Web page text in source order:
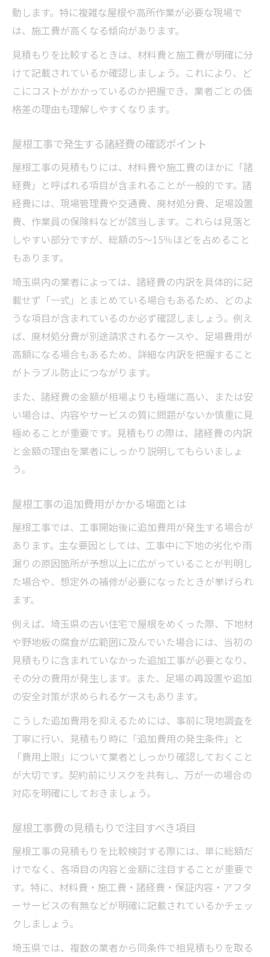
動します。特に複雑な屋根や高所作業が必要な現場で
は、施工費が高くなる傾向があります。
見積もりを比較するときは、材料費と施工費が明確に分
けて記載されているか確認しましょう。これにより、ど
こにコストがかかっているのか把握でき、業者ごとの価
格差の理由も理解しやすくなります。
屋根工事で発生する諸経費の確認ポイント
屋根工事の見積もりには、材料費や施工費のほかに「諸
経費」と呼ばれる項目が含まれることが一般的です。諸
経費には、現場管理費や交通費、廃材処分費、足場設置
費、作業員の保険料などが該当します。これらは見落と
しやすい部分ですが、総額の5〜15％ほどを占めること
もあります。
埼玉県内の業者によっては、諸経費の内訳を具体的に記
載せず「一式」とまとめている場合もあるため、どのよ
うな項目が含まれているのか必ず確認しましょう。例え
ば、廃材処分費が別途請求されるケースや、足場費用が
高額になる場合もあるため、詳細な内訳を把握すること
がトラブル防止につながります。
また、諸経費の金額が相場よりも極端に高い、または安
い場合は、内容やサービスの質に問題がないか慎重に見
極めることが重要です。見積もりの際は、諸経費の内訳
と金額の理由を業者にしっかり説明してもらいましょ
う。
屋根工事の追加費用がかかる場面とは
屋根工事では、工事開始後に追加費用が発生する場合が
あります。主な要因としては、工事中に下地の劣化や雨
漏りの原因箇所が予想以上に広がっていることが判明し
た場合や、想定外の補修が必要になったときが挙げられ
ます。
例えば、埼玉県の古い住宅で屋根をめくった際、下地材
や野地板の腐食が広範囲に及んでいた場合には、当初の
見積もりに含まれていなかった追加工事が必要となり、
その分の費用が発生します。また、足場の再設置や追加
の安全対策が求められるケースもあります。
こうした追加費用を抑えるためには、事前に現地調査を
丁寧に行い、見積もり時に「追加費用の発生条件」と
「費用上限」について業者としっかり確認しておくこと
が大切です。契約前にリスクを共有し、万が一の場合の
対応を明確にしておきましょう。
屋根工事費の見積もりで注目すべき項目
屋根工事の見積もりを比較検討する際には、単に総額だ
けでなく、各項目の内容と金額に注目することが重要で
す。特に、材料費・施工費・諸経費・保証内容・アフタ
ーサービスの有無などが明確に記載されているかチェッ
クしましょう。
埼玉県では、複数の業者から同条件で相見積もりを取る